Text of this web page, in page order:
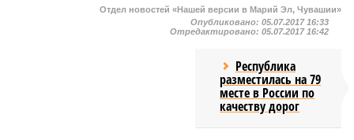
Отдел новостей «Нашей версии в Марий Эл, Чувашии»
Опубликовано: 05.07.2017 16:33
Отредактировано: 05.07.2017 16:42
Республика
разместилась на 79
месте в России по
качеству дорог